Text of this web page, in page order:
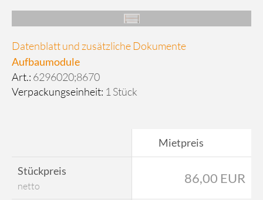
Datenblatt und zusätzliche Dokumente
Aufbaumodule
Art.: 6296020;8670
Verpackungseinheit: 1 Stück
Mietpreis
Stückpreis
netto 86,00 EUR